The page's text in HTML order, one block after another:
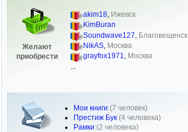
Желают
приобрести
akim18, Ижевск
KimBuran
Soundwave127 Благовещенск
NikAS, Москва
grayfox1971, Москва
Мои книги (7 человек)
Престиж Бук (4 человека)
Рамки (2 человека)